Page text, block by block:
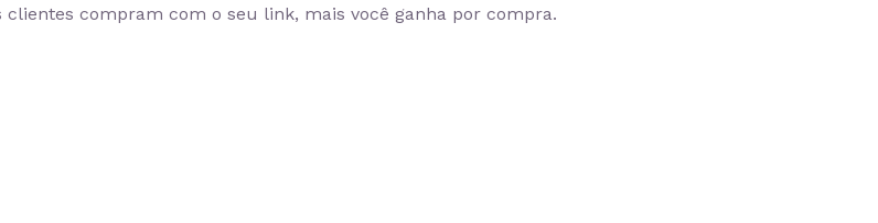
compram com o seu link, mais você ganha por compra.